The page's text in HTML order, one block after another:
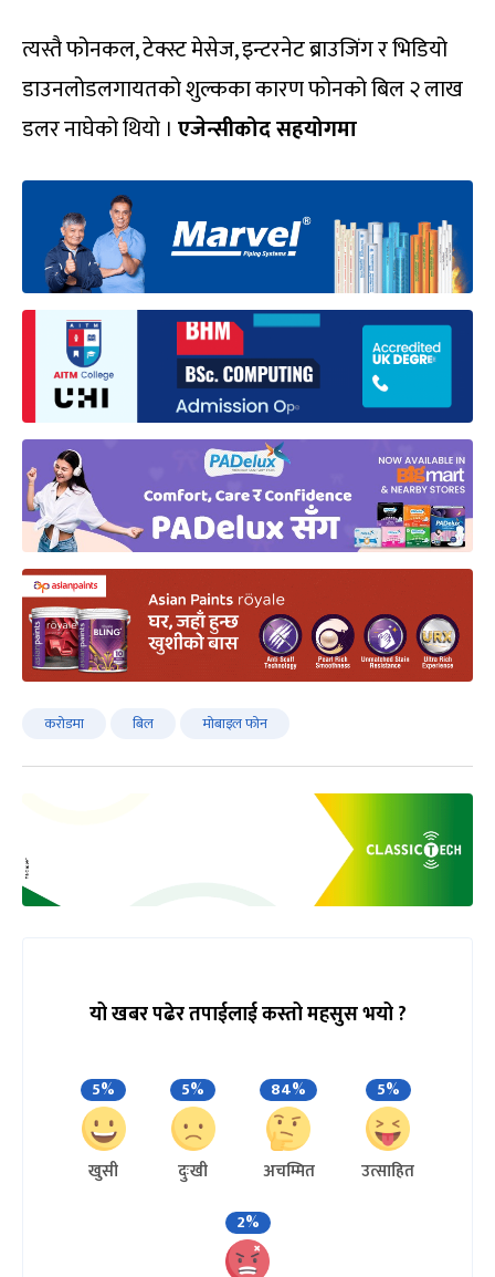
त्यस्तै फोनकल, टेक्स्ट मेसेज, इन्टरनेट ब्राउजिंग र भिडियो
डाउनलोडलगायतको शुल्कका कारण फोनको बिल २ लाख
डलर नाघेको थियो । एजेन्सीकोद सहयोगमा
करोडमा बिल मोबाइल फोन
यो खबर पढेर तपाईलाई कस्तो महसुस भयो ?
5%
खुसी
5%
दुःखी
84%
अचम्मित
5%
उत्साहित
2%